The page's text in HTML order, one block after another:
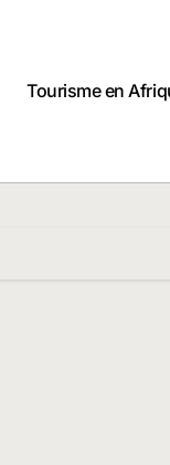
Tourisme en